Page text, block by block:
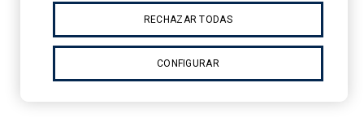
RECHAZAR TODAS
CONFIGURAR